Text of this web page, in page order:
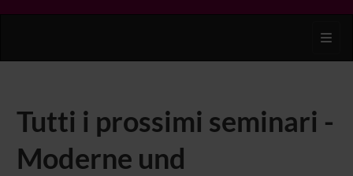
Tutti i prossimi seminari -
Moderne und